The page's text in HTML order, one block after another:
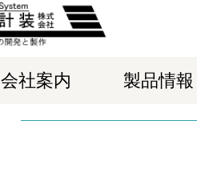
会社案内 製品情報